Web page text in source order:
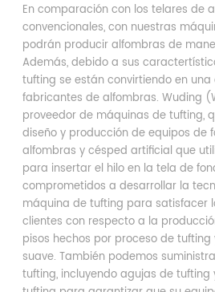
En comparación con los telares de
convencionales, con nuestras
podrán producir alfombras de
Además, debido a sus
tufting se están convirtiendo en
fabricantes de alfombras. Wuding
proveedor de máquinas de tufting,
diseño y producción de equipos de
alfombras y césped artificial que
para insertar el hilo en la tela de
comprometidos a desarrollar la
máquina de tufting para satisfacer
clientes con respecto a la
pisos hechos por proceso de
suave. También podemos
tufting, incluyendo agujas de